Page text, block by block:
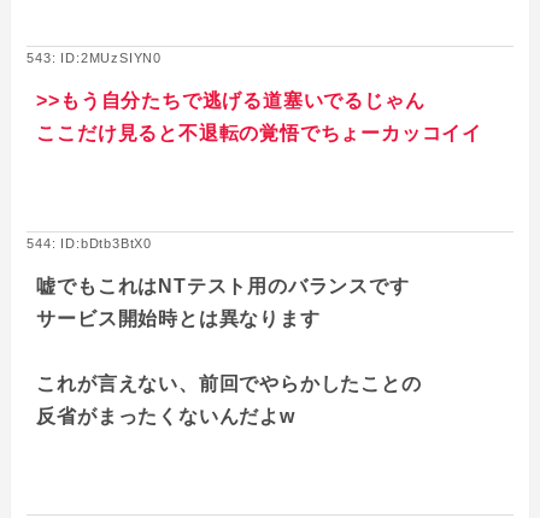
543: ID:2MUzSIYN0
>>もう自分たちで逃げる道塞いでるじゃん
ここだけ見ると不退転の覚悟でちょーカッコイイ
544: ID:bDtb3BtX0
嘘でもこれはNTテスト用のバランスです
サービス開始時とは異なります
これが言えない、前回でやらかしたことの
反省がまったくないんだよw